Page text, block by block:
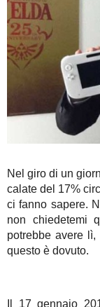
Nel giro di un
calate del 17%
ci fanno sapere.
non chiedetemi
potrebbe avere
questo è dovuto.
Il 17 gennaio